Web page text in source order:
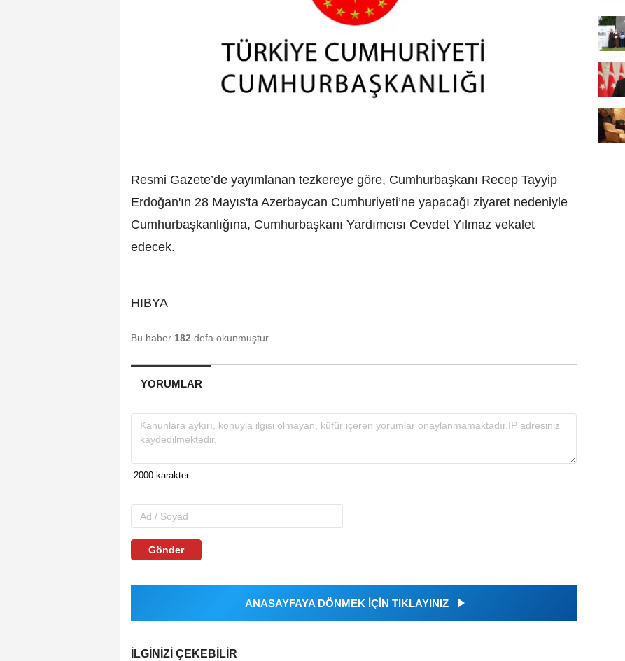
Resmi Gazete’de yayımlanan tezkereye göre, Cumhurbaşkanı Recep Tayyip
Erdoğan'ın 28 Mayıs'ta Azerbaycan Cumhuriyeti’ne yapacağı ziyaret nedeniyle
Cumhurbaşkanlığına, Cumhurbaşkanı Yardımcısı Cevdet Yılmaz vekalet
edecek.
HIBYA
Bu haber 182 defa okunmuştur.
YORUMLAR
Gönder
ANASAYFAYA DÖNMEK İÇİN TIKLAYINIZ
İLGINIZI ÇEKEBILIR